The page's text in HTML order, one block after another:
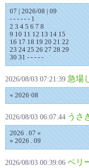
07 | 2026/08 | 09
- - - - - - 1
2 3 4 5 6 7 8
9 10 11 12 13 14 15
16 17 18 19 20 21 22
23 24 25 26 27 28 29
30 31 - - - - -
2026/08/03 07:21:39 急場
« 2026·08
2026/08/03 06:07:44 うさ
2026 . 07 «
» 2026 . 09
2026/08/03 00:39:06 ベリ